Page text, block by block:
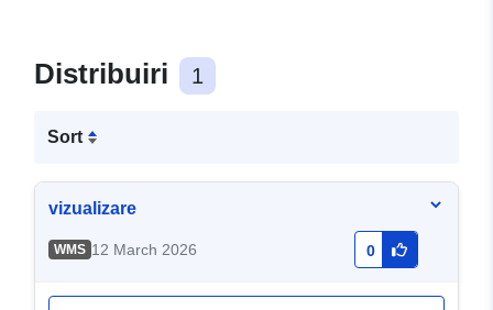
Distribuiri 1
Sort
vizualizare
WMS 12 March 2026 0